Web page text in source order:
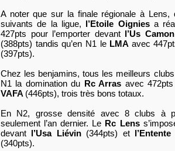
A noter que sur la finale régionale à Lens,
suivants de la ligue, l’Etoile Oigniesa
427pts pour l’emporter devant l’Us Camon
(388pts) tandis qu’en N1 le LMA avec
(397pts).
Chez les benjamins, tous les meilleurs
N1 la domination du Rc Arras avec
VAFA (446pts), trois très bons totaux.
En N2, grosse densité avec 8 clubs à
seulement l’an dernier. Le Rc Lens
devant l’Usa Liévin (344pts) et
(340pts).